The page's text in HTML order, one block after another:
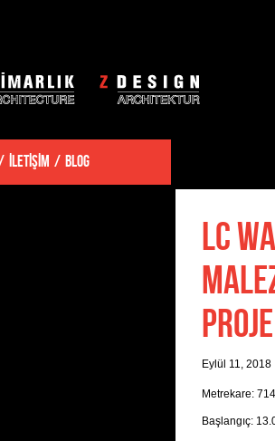
İLETİŞİM BLOG
LC
PROJE
Eylül 11, 2018
Metrekare:
Başlangıç: